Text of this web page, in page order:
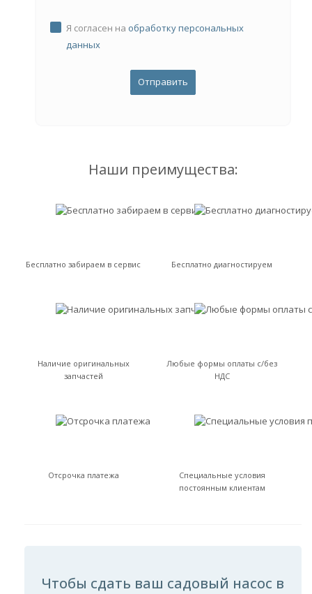
Я согласен на обработку персональных
данных
Наши преимущества:
Бесплатно забираем в сервис Бесплатно диагностируем
Наличие оригинальных
запчастей
Любые формы оплаты с/без
НДС
Отсрочка платежа
Специальные условия
постоянным клиентам
Чтобы сдать ваш садовый насос в